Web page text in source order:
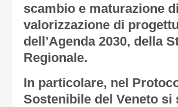
scambio e maturazione
valorizzazione di
dell’Agenda 2030, della
Regionale.
In particolare, nel
Sostenibile del Veneto